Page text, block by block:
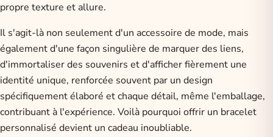
propre texture et allure.
Il s'agit-là non seulement d'un accessoire de mode, mais
également d'une façon singulière de marquer des liens,
d'immortaliser des souvenirs et d'afficher fièrement une
identité unique, renforcée souvent par un design
spécifiquement élaboré et chaque détail, même l'emballage,
contribuant à l'expérience. Voilà pourquoi offrir un bracelet
personnalisé devient un cadeau inoubliable.